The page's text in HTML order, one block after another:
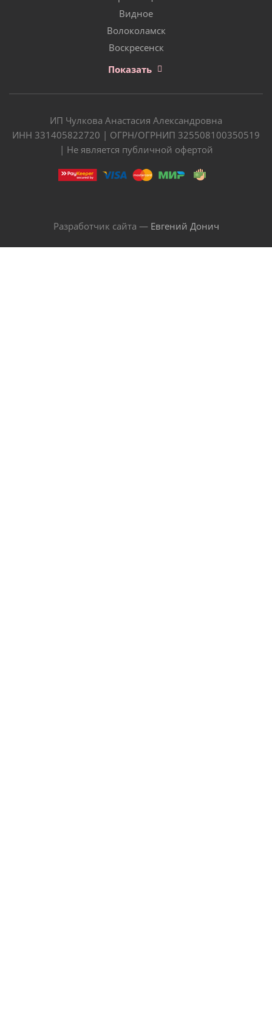
Видное
Волоколамск
Воскресенск
Показать
ИП Чулкова Анастасия Александровна
ИНН 331405822720 | ОГРН/ОГРНИП 325508100350519
| Не является публичной офертой
Разработчик сайта — Евгений Донич